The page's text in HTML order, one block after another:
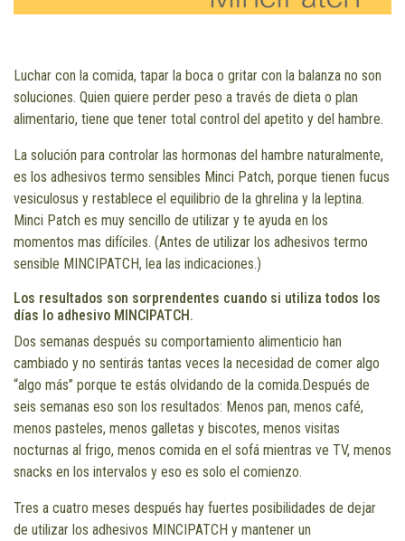
Luchar con la comida, tapar la boca o gritar con la balanza no son
soluciones. Quien quiere perder peso a través de dieta o plan
alimentario, tiene que tener total control del apetito y del hambre.
La solución para controlar las hormonas del hambre naturalmente,
es los adhesivos termo sensibles Minci Patch, porque tienen fucus
vesiculosus y restablece el equilibrio de la ghrelina y la leptina.
Minci Patch es muy sencillo de utilizar y te ayuda en los
momentos mas difíciles. (Antes de utilizar los adhesivos termo
sensible MINCIPATCH, lea las indicaciones.)
Los resultados son sorprendentes cuando si utiliza todos los
días lo adhesivo MINCIPATCH.
Dos semanas después su comportamiento alimenticio han
cambiado y no sentirás tantas veces la necesidad de comer algo
“algo más” porque te estás olvidando de la comida.Después de
seis semanas eso son los resultados: Menos pan, menos café,
menos pasteles, menos galletas y biscotes, menos visitas
nocturnas al frigo, menos comida en el sofá mientras ve TV, menos
snacks en los intervalos y eso es solo el comienzo.
Tres a cuatro meses después hay fuertes posibilidades de dejar
de utilizar los adhesivos MINCIPATCH y mantener un